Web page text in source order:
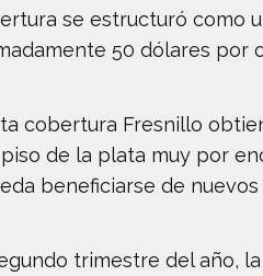
se estructuró como
50 dólares por
cobertura Fresnillo
de la plata muy por
beneficiarse de
trimestre del año,